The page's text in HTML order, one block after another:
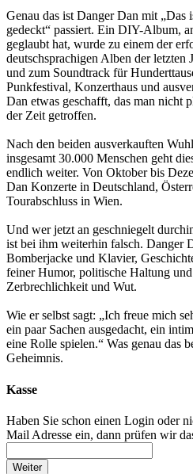
Genau das ist Danger Dan mit „Das
gedeckt“ passiert. Ein DIY-Album,
geglaubt hat, wurde zu einem der
deutschsprachigen Alben der letzten
und zum Soundtrack für
Punkfestival, Konzerthaus und
Dan etwas geschafft, das man nicht
der Zeit getroffen.
Nach den beiden ausverkauften
insgesamt 30.000 Menschen geht
endlich weiter. Von Oktober bis
Dan Konzerte in Deutschland,
Tourabschluss in Wien.
Und wer jetzt an geschniegelt
ist bei ihm weiterhin falsch. Danger
Bomberjacke und Klavier,
feiner Humor, politische Haltung
Zerbrechlichkeit und Wut.
Wie er selbst sagt: „Ich freue mich
ein paar Sachen ausgedacht, ein
eine Rolle spielen.“ Was genau das
Geheimnis.
Kasse
Haben Sie schon einen Login oder
Mail Adresse ein, dann prüfen wir
Weiter